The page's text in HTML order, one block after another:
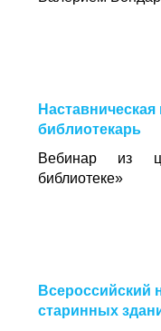
библиотекарь
Вебинар из
библиотеке»
Всероссийский
старинных